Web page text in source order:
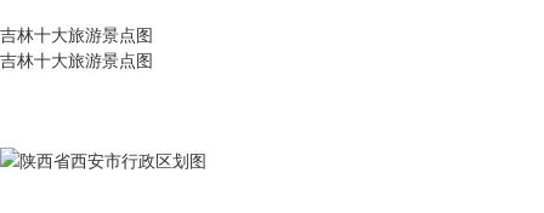
吉林十大旅游景点图
吉林十大旅游景点图